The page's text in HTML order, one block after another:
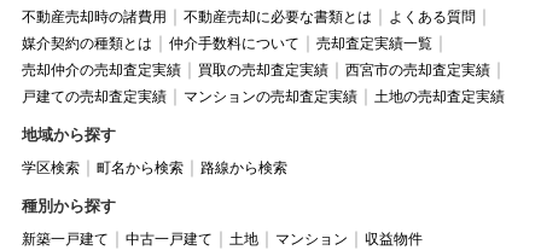
不動産売却時の諸費用
不動産売却に必要な書類とは
よくある質問
媒介契約の種類とは
仲介手数料について
売却査定実績一覧
売却仲介の売却査定実績
買取の売却査定実績
西宮市の売却査定実績
戸建ての売却査定実績
マンションの売却査定実績 土地の売却査定実績
地域から探す
学区検索 町名から検索 路線から検索
種別から探す
新築一戸建て 中古一戸建て 土地 マンション 収益物件